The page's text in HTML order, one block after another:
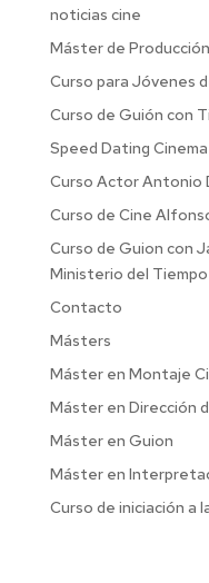
noticias cine
Máster de
Curso para Jóvenes
Curso de Guión con
Speed Dating Cinema
Curso Actor Antonio
Curso de Cine
Curso de Guion con
Ministerio del Tiempo
Contacto
Másters
Máster en Montaje
Máster en Dirección
Máster en Guion
Máster en
Curso de iniciación a